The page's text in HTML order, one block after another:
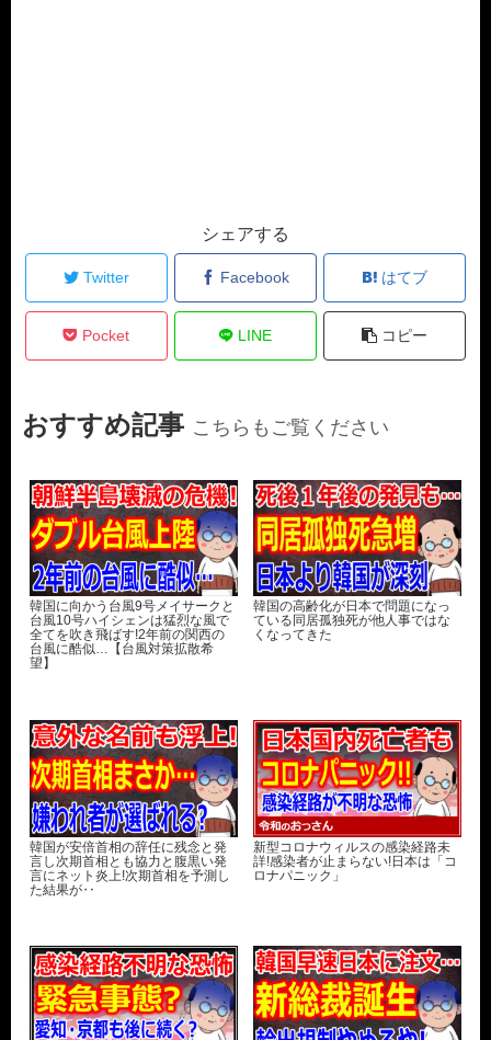
シェアする
Twitter Facebook はてブ
Pocket LINE コピー
おすすめ記事 こちらもご覧ください
韓国に向かう台風9号メイサークと
台風10号ハイシェンは猛烈な風で
全てを吹き飛ばす!2年前の関西の
台風に酷似…【台風対策拡散希
望】
韓国の高齢化が日本で問題になっ
ている同居孤独死が他人事ではな
くなってきた
韓国が安倍首相の辞任に残念と発
言し次期首相とも協力と腹黒い発
言にネット炎上!次期首相を予測し
た結果が‥
新型コロナウィルスの感染経路未
詳!感染者が止まらない!日本は「コ
ロナパニック」